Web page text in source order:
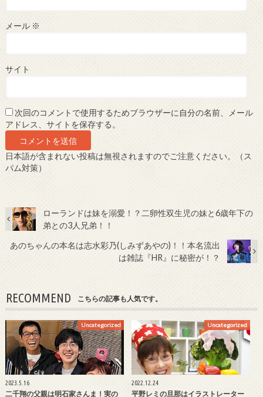
メール ※
サイト
次回のコメントで使用するためブラウザーに自分の名前、メール
アドレス、サイトを保存する。
日本語が含まれない投稿は無視されますのでご注意ください。（ス
パム対策）
ローランドは妹を溺愛！？二卵性双生児の妹と6歳年下の
弟との3人兄弟！！
あのちゃんの本名は志水彩乃(しみずあやの)！！本名流出
は雑誌『HR』に秘密が！？
RECOMMEND こちらの記事も人気です。
Uncategorized
2023.5.16
二千翔の父親は明石家さんま！実の
Uncategorized
2022.12.24
平野レミの旦那はイラストレーター